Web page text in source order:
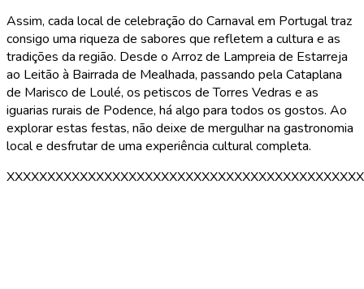
Assim, cada local de celebração do Carnaval em Portugal traz
consigo uma riqueza de sabores que refletem a cultura e as
tradições da região. Desde o Arroz de Lampreia de Estarreja
ao Leitão à Bairrada de Mealhada, passando pela Cataplana
de Marisco de Loulé, os petiscos de Torres Vedras e as
iguarias rurais de Podence, há algo para todos os gostos. Ao
explorar estas festas, não deixe de mergulhar na gastronomia
local e desfrutar de uma experiência cultural completa.